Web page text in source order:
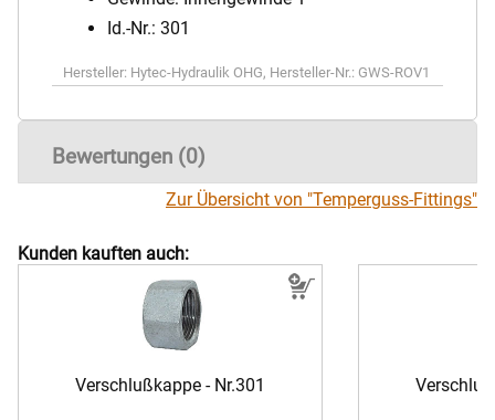
Id.-Nr.: 301
Hersteller: Hytec-Hydraulik OHG, Hersteller-Nr.: GWS-ROV1
Bewertungen (0)
Zur Übersicht von "Temperguss-Fittings"
Kunden kauften auch:
Verschlußkappe - Nr.301